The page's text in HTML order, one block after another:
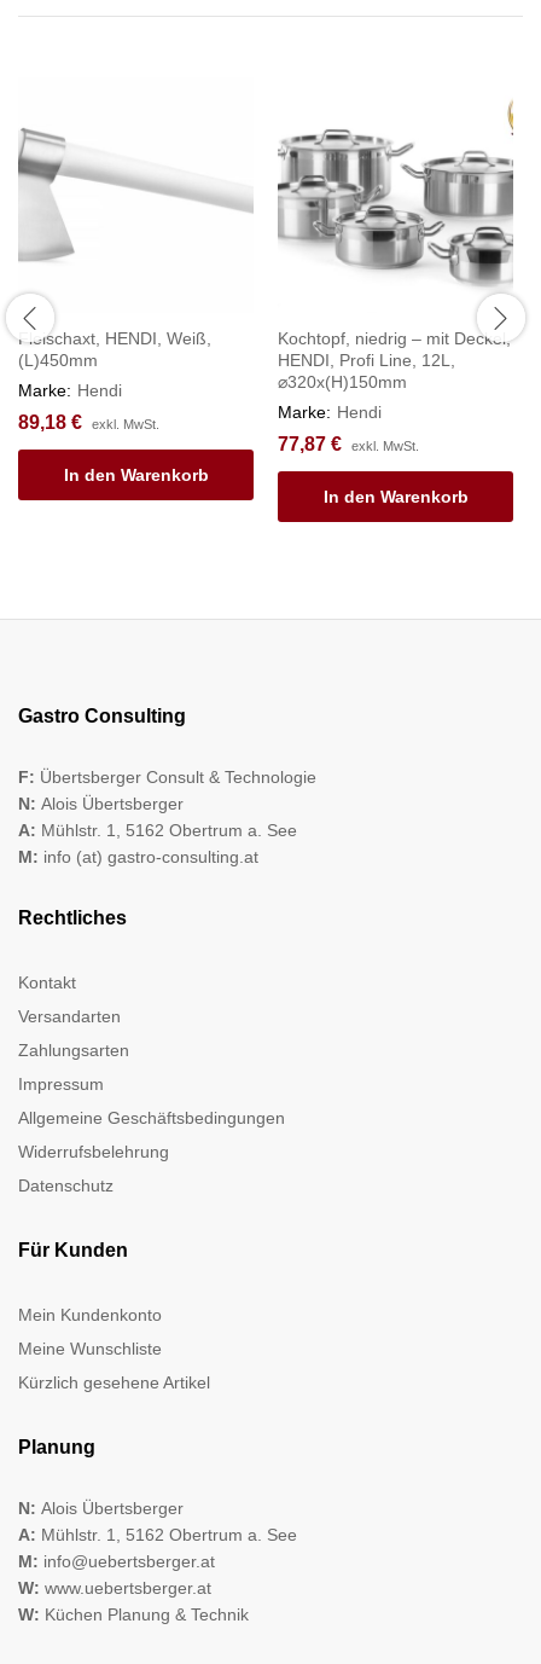
Fleischaxt, HENDI, Weiß,
(L)450mm
Marke: Hendi
89,18 € exkl. MwSt.
In den Warenkorb
Kochtopf, niedrig – mit Deckel,
HENDI, Profi Line, 12L,
⌀320x(H)150mm
Marke: Hendi
77,87 € exkl. MwSt.
In den Warenkorb
Gastro Consulting
F: Übertsberger Consult & Technologie
N: Alois Übertsberger
A: Mühlstr. 1, 5162 Obertrum a. See
M: info (at) gastro-consulting.at
Rechtliches
Kontakt
Versandarten
Zahlungsarten
Impressum
Allgemeine Geschäftsbedingungen
Widerrufsbelehrung
Datenschutz
Für Kunden
Mein Kundenkonto
Meine Wunschliste
Kürzlich gesehene Artikel
Planung
N: Alois Übertsberger
A: Mühlstr. 1, 5162 Obertrum a. See
M: info@uebertsberger.at
W: www.uebertsberger.at
W: Küchen Planung & Technik